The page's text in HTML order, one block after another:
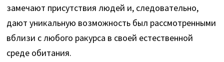
замечают присутствия людей и, следовательно,
дают уникальную возможность был рассмотренными
вблизи с любого ракурса в своей естественной
среде обитания.